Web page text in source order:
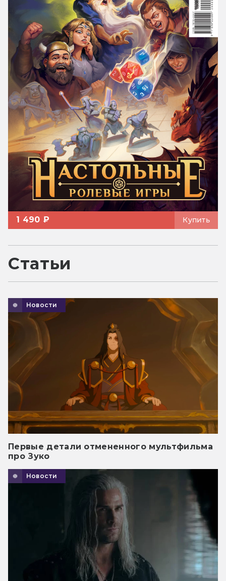
1 490 ₽ Купить
Статьи
Новости
Первые детали отмененного мультфильма
про Зуко
Новости